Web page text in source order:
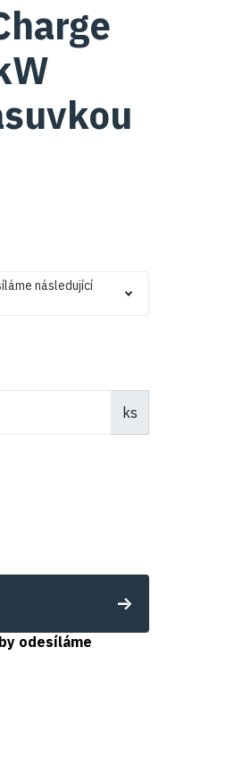
následující
ks
odesíláme